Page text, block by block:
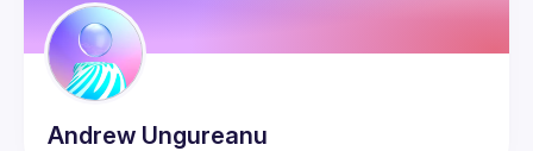
Andrew Ungureanu